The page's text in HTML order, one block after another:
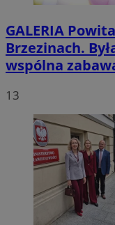
GALERIA
Brzezinach.
wspólna
13